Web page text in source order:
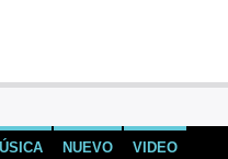
NUEVO VIDEO